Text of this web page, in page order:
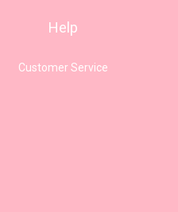
Help
Customer Service